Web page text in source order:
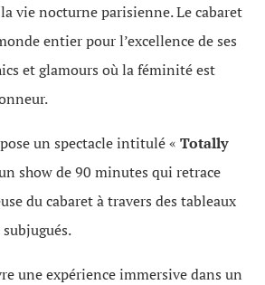
vie nocturne parisienne. Le cabaret
entier pour l’excellence de ses
et glamours où la féminité est
un spectacle intitulé « Totally
show de 90 minutes qui retrace
du cabaret à travers des tableaux
une expérience immersive dans un